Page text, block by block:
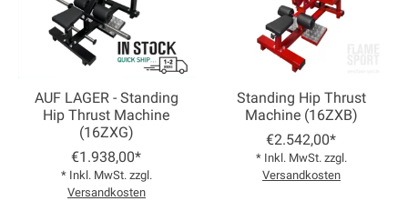
AUF LAGER - Standing
Hip Thrust Machine
(16ZXG)
€1.938,00*
* Inkl. MwSt. zzgl.
Versandkosten
Standing Hip Thrust
Machine (16ZXB)
€2.542,00*
* Inkl. MwSt. zzgl.
Versandkosten